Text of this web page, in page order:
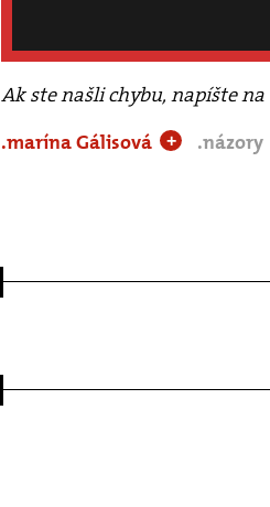
Ak ste našli chybu, napíšte na
.marína Gálisová
+ .názory